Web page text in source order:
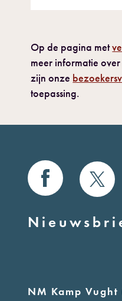
Op de pagina met
meer informatie
zijn onze
toepassing.
NM Kamp